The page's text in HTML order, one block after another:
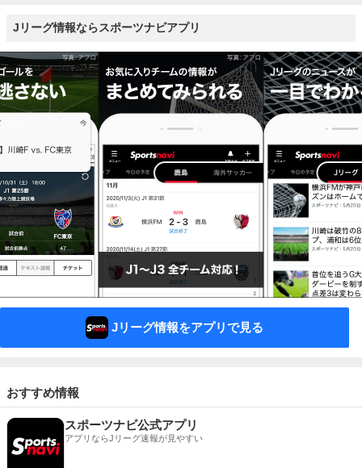
Jリーグ情報ならスポーツナビアプリ
Jリーグ情報をアプリで見る
おすすめ情報
スポーツナビ公式アプリ
アプリならJリーグ速報が見やすい